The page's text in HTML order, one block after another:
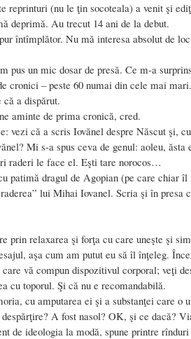
reprinturi (nu le ţin socoteala) a venit şi
deprimă. Au trecut 14 ani de la debut.
întîmplător. Nu mă interesa absolut de
pus un mic dosar de presă. Ce m-a
cronici – peste 60 numai din cele mai
că a dispărut.
aminte de prima cronică, cred.
vezi că a scris Iovănel despre Născut şi,
Mi s-a spus ceva de genul: aoleu,
raderi le face el. Eşti tare norocos…
patimă dragul de Agopian (pe care chiar îl
lui Mihai Iovanel. Scria şi în presa
prin relaxarea şi forţa cu care uneşte şi
aşa cum am putut eu să îl înţeleg.
vă compun dispozitivul corporal; veţi
cu toporul. Şi că nu e recomandabilă.
cu amputarea ei şi a substanţei care o
A fost nasol? OK, şi ce dacă?
de ideologia la modă, spune printre